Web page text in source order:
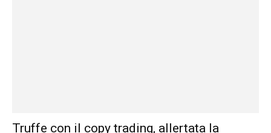
Truffe con il copy trading, allertata la